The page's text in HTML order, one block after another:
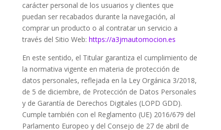
carácter personal de los usuarios y clientes que
puedan ser recabados durante la navegación, al
comprar un producto o al contratar un servicio a
través del Sitio Web: https://a3jmautomocion.es
En este sentido, el Titular garantiza el cumplimiento de
la normativa vigente en materia de protección de
datos personales, reflejada en la Ley Orgánica 3/2018,
de 5 de diciembre, de Protección de Datos Personales
y de Garantía de Derechos Digitales (LOPD GDD).
Cumple también con el Reglamento (UE) 2016/679 del
Parlamento Europeo y del Consejo de 27 de abril de